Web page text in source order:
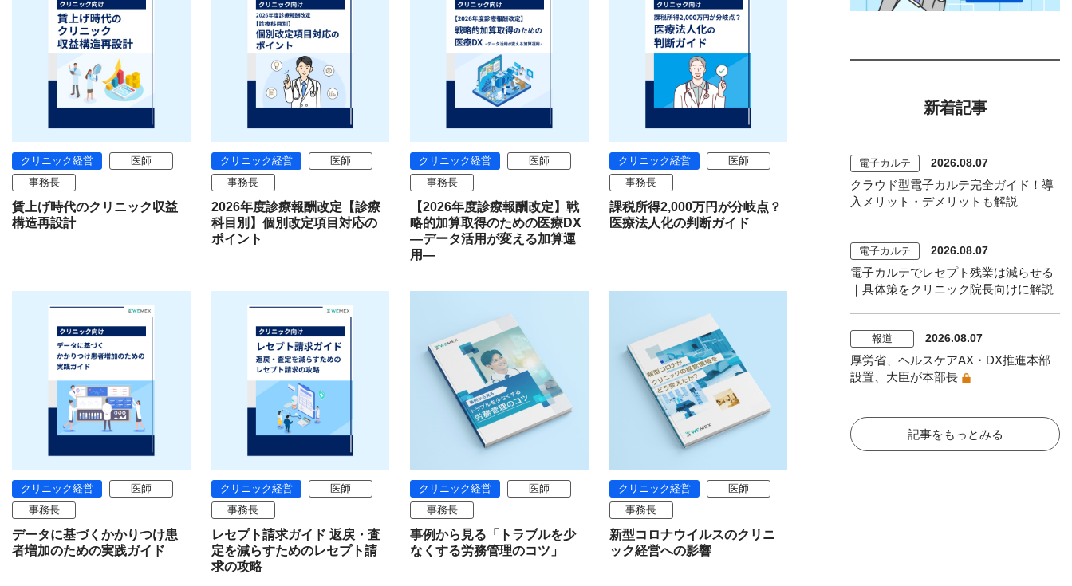
クリニック経営
医師
事務長
賃上げ時代のクリニック収益
構造再設計
クリニック経営
医師
事務長
2026年度診療報酬改定【診療
科目別】個別改定項目対応の
ポイント
クリニック経営
医師
事務長
【2026年度診療報酬改定】戦
略的加算取得のための医療DX
―データ活用が変える加算運
用―
クリニック経営
医師
事務長
課税所得2,000万円が分岐点？
医療法人化の判断ガイド
クリニック経営
医師
事務長
データに基づくかかりつけ患
者増加のための実践ガイド
クリニック経営
医師
事務長
レセプト請求ガイド 返戻・査
定を減らすためのレセプト請
求の攻略
クリニック経営
医師
事務長
事例から見る「トラブルを少
なくする労務管理のコツ」
クリニック経営
医師
事務長
新型コロナウイルスのクリニ
ック経営への影響
新着記事
電子カルテ 2026.08.07
クラウド型電子カルテ完全ガイド！導
入メリット・デメリットも解説
電子カルテ 2026.08.07
電子カルテでレセプト残業は減らせる
｜具体策をクリニック院長向けに解説
報道 2026.08.07
厚労省、ヘルスケアAX・DX推進本部
設置、大臣が本部長
記事をもっとみる